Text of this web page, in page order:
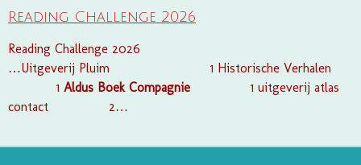
Reading Challenge 2026
Reading Challenge 2026
…Uitgeverij Pluim 1 Historische Verhalen
1 Aldus Boek Compagnie 1 uitgeverij atlas
contact 2…